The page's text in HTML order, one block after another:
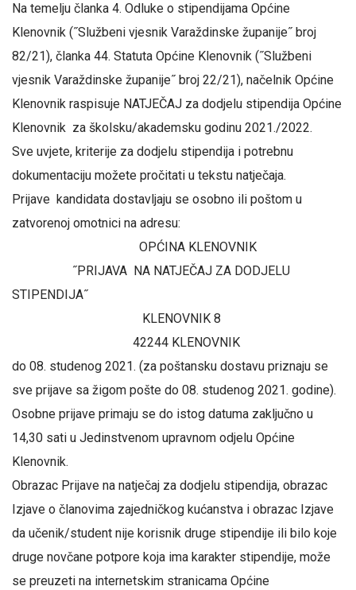
Na temelju članka 4. Odluke o stipendijama Općine
Klenovnik (˝Službeni vjesnik Varaždinske županije˝ broj
82/21), članka 44. Statuta Općine Klenovnik (˝Službeni
vjesnik Varaždinske županije˝ broj 22/21), načelnik Općine
Klenovnik raspisuje NATJEČAJ za dodjelu stipendija Općine
Klenovnik za školsku/akademsku godinu 2021./2022.
Sve uvjete, kriterije za dodjelu stipendija i potrebnu
dokumentaciju možete pročitati u tekstu natječaja.
Prijave kandidata dostavljaju se osobno ili poštom u
zatvorenoj omotnici na adresu:
OPĆINA KLENOVNIK
˝PRIJAVA NA NATJEČAJ ZA DODJELU
STIPENDIJA˝
KLENOVNIK 8
42244 KLENOVNIK
do 08. studenog 2021. (za poštansku dostavu priznaju se
sve prijave sa žigom pošte do 08. studenog 2021. godine).
Osobne prijave primaju se do istog datuma zaključno u
14,30 sati u Jedinstvenom upravnom odjelu Općine
Klenovnik.
Obrazac Prijave na natječaj za dodjelu stipendija, obrazac
Izjave o članovima zajedničkog kućanstva i obrazac Izjave
da učenik/student nije korisnik druge stipendije ili bilo koje
druge novčane potpore koja ima karakter stipendije, može
se preuzeti na internetskim stranicama Općine